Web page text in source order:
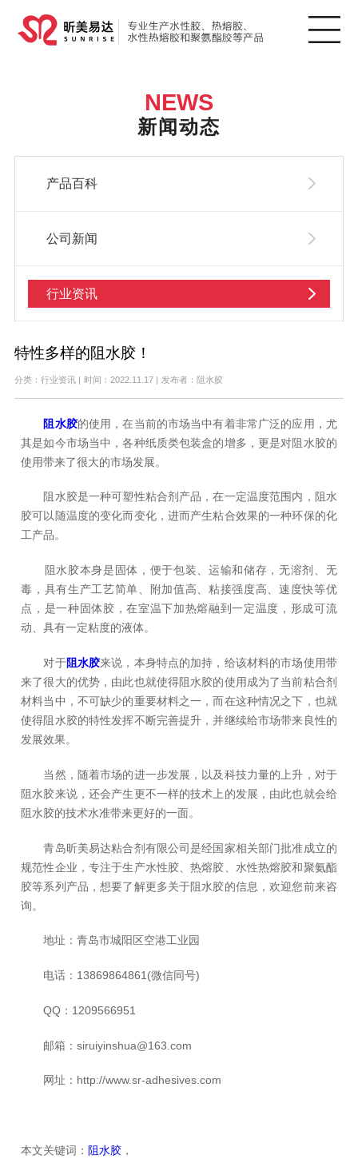
NEWS
新闻动态
产品百科
公司新闻
行业资讯
特性多样的阻水胶！
分类：行业资讯 | 时间：2022.11.17 | 发布者：阻水胶
阻水胶的使用，在当前的市场当中有着非常广泛的应用，尤
其是如今市场当中，各种纸质类包装盒的增多，更是对阻水胶的
使用带来了很大的市场发展。
阻水胶是一种可塑性粘合剂产品，在一定温度范围内，阻水
胶可以随温度的变化而变化，进而产生粘合效果的一种环保的化
工产品。
阻水胶本身是固体，便于包装、运输和储存，无溶剂、无
毒，具有生产工艺简单、附加值高、粘接强度高、速度快等优
点，是一种固体胶，在室温下加热熔融到一定温度，形成可流
动、具有一定粘度的液体。
对于阻水胶来说，本身特点的加持，给该材料的市场使用带
来了很大的优势，由此也就使得阻水胶的使用成为了当前粘合剂
材料当中，不可缺少的重要材料之一，而在这种情况之下，也就
使得阻水胶的特性发挥不断完善提升，并继续给市场带来良性的
发展效果。
当然，随着市场的进一步发展，以及科技力量的上升，对于
阻水胶来说，还会产生更不一样的技术上的发展，由此也就会给
阻水胶的技术水准带来更好的一面。
青岛昕美易达粘合剂有限公司是经国家相关部门批准成立的
规范性企业，专注于生产水性胶、热熔胶、水性热熔胶和聚氨酯
胶等系列产品，想要了解更多关于阻水胶的信息，欢迎您前来咨
询。
地址：青岛市城阳区空港工业园
电话：13869864861(微信同号)
QQ：1209566951
邮箱：siruiyinshua@163.com
网址：http://www.sr-adhesives.com
本文关键词： 阻水胶 ，